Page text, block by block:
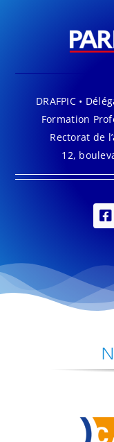
DRAFPIC •
Formation
Rectorat de
12,